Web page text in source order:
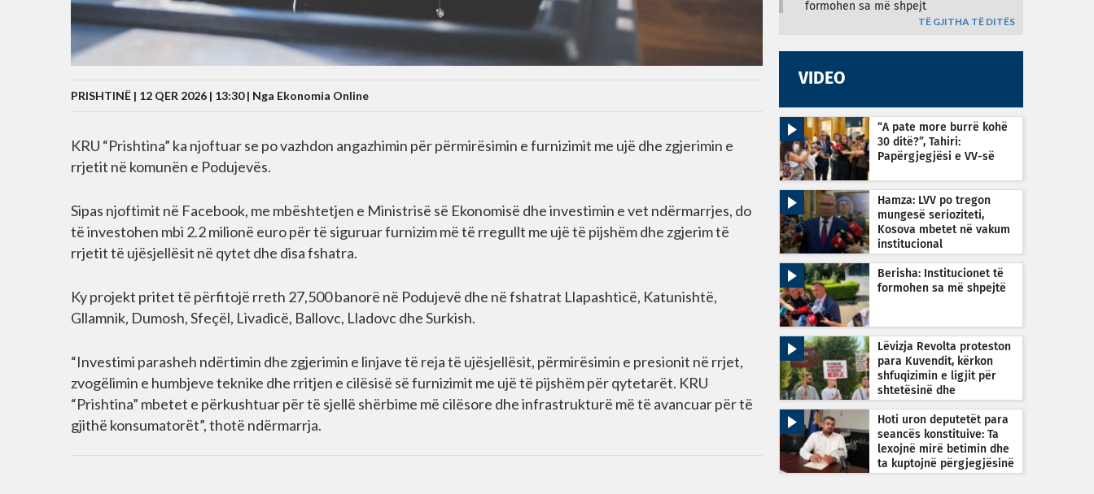
PRISHTINË | 12 QER 2026 | 13:30 | Nga Ekonomia Online
KRU “Prishtina” ka njoftuar se po vazhdon angazhimin për përmirësimin e furnizimit me ujë dhe zgjerimin e
rrjetit në komunën e Podujevës.
Sipas njoftimit në Facebook, me mbështetjen e Ministrisë së Ekonomisë dhe investimin e vet ndërmarrjes, do
të investohen mbi 2.2 milionë euro për të siguruar furnizim më të rregullt me ujë të pijshëm dhe zgjerim të
rrjetit të ujësjellësit në qytet dhe disa fshatra.
Ky projekt pritet të përfitojë rreth 27,500 banorë në Podujevë dhe në fshatrat Llapashticë, Katunishtë,
Gllamnik, Dumosh, Sfeçël, Livadicë, Ballovc, Lladovc dhe Surkish.
“Investimi parasheh ndërtimin dhe zgjerimin e linjave të reja të ujësjellësit, përmirësimin e presionit në rrjet,
zvogëlimin e humbjeve teknike dhe rritjen e cilësisë së furnizimit me ujë të pijshëm për qytetarët. KRU
“Prishtina” mbetet e përkushtuar për të sjellë shërbime më cilësore dhe infrastrukturë më të avancuar për të
gjithë konsumatorët”, thotë ndërmarrja.
formohen sa më shpejt
TË GJITHA TË DITËS
VIDEO
“A pate more burrë kohë
30 ditë?”, Tahiri:
Papërgjegjësi e VV-së
Hamza: LVV po tregon
mungesë serioziteti,
Kosova mbetet në vakum
institucional
Berisha: Institucionet të
formohen sa më shpejtë
Lëvizja Revolta proteston
para Kuvendit, kërkon
shfuqizimin e ligjit për
shtetësinë dhe
Hoti uron deputetët para
seancës konstituive: Ta
lexojnë mirë betimin dhe
ta kuptojnë përgjegjësinë